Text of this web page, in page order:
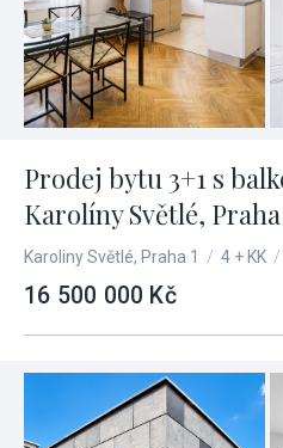
Prodej bytu 3+1 s
Karolíny Světlé, Praha
Karoliny Světlé, Praha 1 / 4 + KK /
16 500 000 Kč